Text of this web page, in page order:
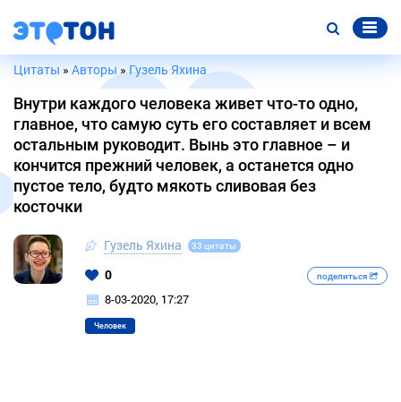
Цитаты » Авторы »Гузель Яхина
Внутри каждого человека живет что-то одно,
главное, что самую суть его составляет и всем
остальным руководит. Вынь это главное – и
кончится прежний человек, а останется одно
пустое тело, будто мякоть сливовая без
косточки
Гузель Яхина 33 цитаты
0 поделиться
8-03-2020, 17:27
Человек